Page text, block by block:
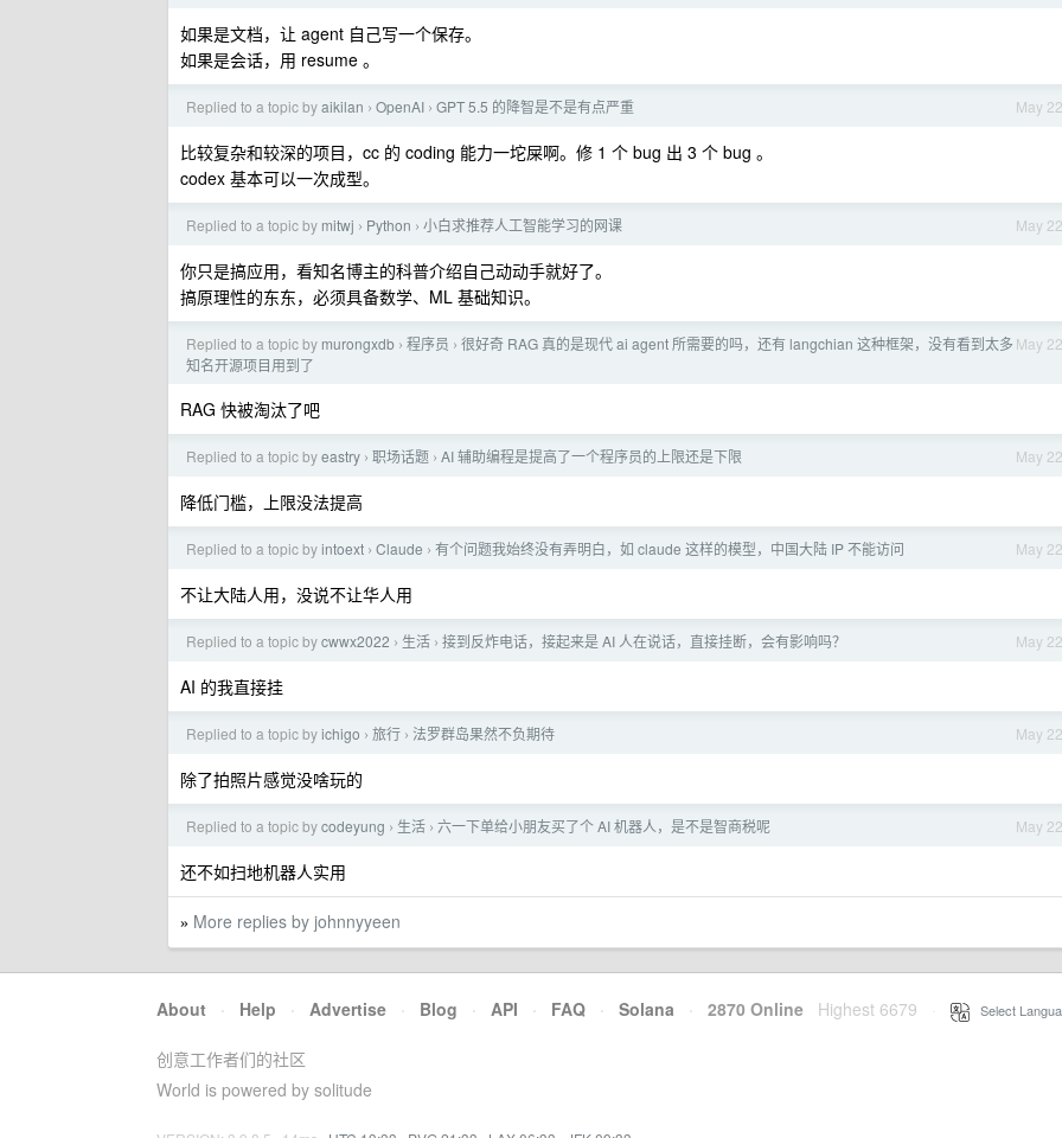
如果是文档，让 agent 自己写一个保存。
如果是会话，用 resume 。
May 22
Replied to a topic byaikilan › OpenAI › GPT 5.5 的降智是不是有点严重
比较复杂和较深的项目，cc 的 coding 能力一坨屎啊。修 1 个 bug 出 3 个 bug 。
codex 基本可以一次成型。
May 22
Replied to a topic by mitwj › Python › 小白求推荐人工智能学习的网课
你只是搞应用，看知名博主的科普介绍自己动动手就好了。
搞原理性的东东，必须具备数学、ML 基础知识。
May 22
Replied to a topic by murongxdb › 程序员 › 很好奇 RAG 真的是现代 ai agent 所需要的吗，还有 langchian 这种框架，没有看到太多
知名开源项目用到了
RAG 快被淘汰了吧
May 22
Replied to a topic byeastry › 职场话题 › AI 辅助编程是提高了一个程序员的上限还是下限
降低门槛，上限没法提高
May 22
Replied to a topic byintoext › Claude › 有个问题我始终没有弄明白，如 claude 这样的模型，中国大陆 IP 不能访问
不让大陆人用，没说不让华人用
May 22
Replied to a topic bycwwx2022 › 生活 › 接到反炸电话，接起来是 AI 人在说话，直接挂断，会有影响吗？
AI 的我直接挂
May 22
Replied to a topic byichigo › 旅行 › 法罗群岛果然不负期待
除了拍照片感觉没啥玩的
May 22
Replied to a topic bycodeyung › 生活 › 六一下单给小朋友买了个 AI 机器人，是不是智商税呢
还不如扫地机器人实用
» More replies by johnnyyeen
About · Help · Advertise · Blog · API · FAQ · Solana · 2870 Online Highest 6679 Select
创意工作者们的社区
World is powered by solitude